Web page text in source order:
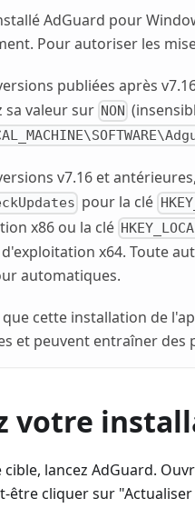
AdGuard pour
Pour autoriser les
publiées après
sa valeur sur NON
v7.16 et
pour la clé
x86 ou la clé
x64. Toute
automatiques.
cette installation de
et peuvent entraîner des
votre
lancez AdGuard.
être cliquer sur